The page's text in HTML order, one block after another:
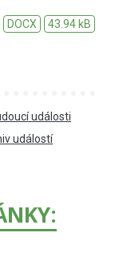
DOCX 43.94 kB
události
událostí